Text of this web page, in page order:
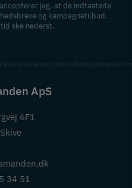
jeg, at de indtastede
og kampagnetilbud.
ske nederst.
ApS
6F1
34 51